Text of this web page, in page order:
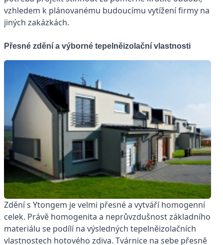
vzhledem k plánovanému budoucímu vytížení firmy na
jiných zakázkách.
Přesné zdění a výborné tepelněizolační vlastnosti
Zdění s Ytongem je velmi přesné a vytváří homogenní
celek. Právě homogenita a neprůvzdušnost základního
materiálu se podílí na výsledných tepelněizolačních
vlastnostech hotového zdiva. Tvárnice na sebe přesně